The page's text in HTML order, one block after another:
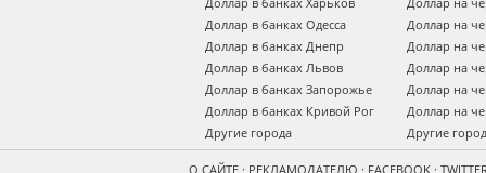
Доллар в банках Одесса
Доллар в банках Днепр
Доллар в банках Львов
Доллар в банках Запорожье
Доллар в банках Кривой Рог
Другие города
Доллар на
Доллар на
Доллар на
Доллар на
Доллар на
Другие
О САЙТЕ · РЕКЛАМОДАТЕЛЮ · FACEBOOK · TWITTER